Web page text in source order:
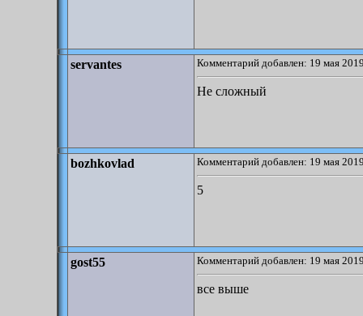
servantes Комментарий добавлен: 19 мая
Не сложный
bozhkovlad Комментарий добавлен: 19 мая
5
gost55 Комментарий добавлен: 19 мая
все выше